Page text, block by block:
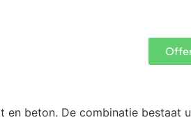
en beton. De combinatie